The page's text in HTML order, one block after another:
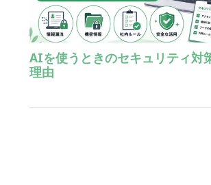
AIを使うときのセキュリティ対
理由